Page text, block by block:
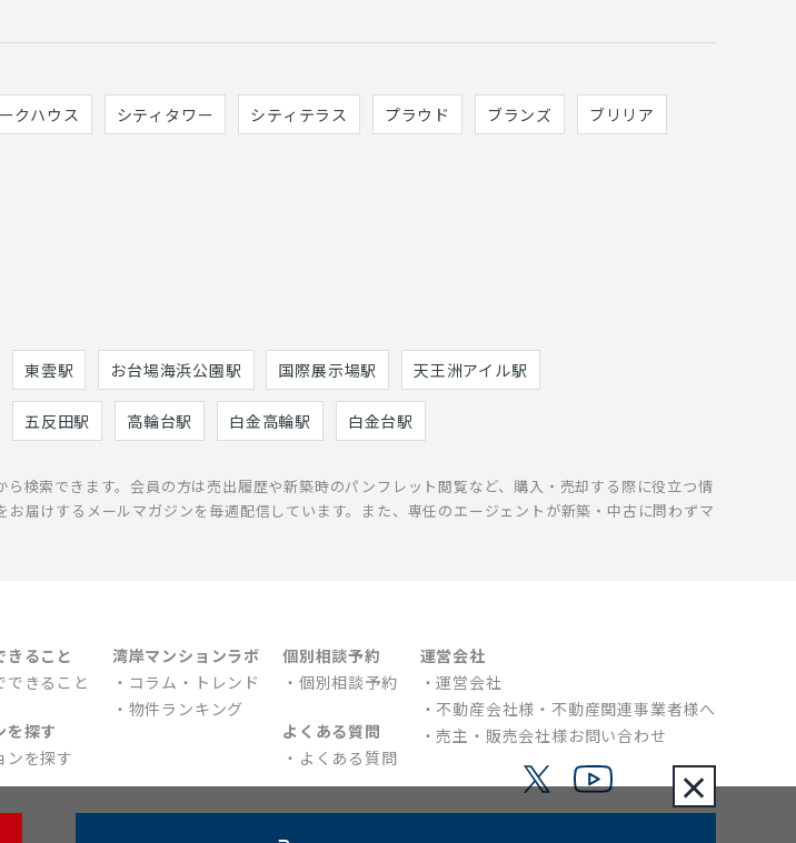
×
クハウス シティタワー シティテラス プラウド ブランズ ブリリア
東雲駅 お台場海浜公園駅 国際展示場駅 天王洲アイル駅
五反田駅 高輪台駅 白金高輪駅 白金台駅
検索できます。会員の方は売出履歴や新築時のパンフレット閲覧など、購入・売却する際に役立つ情
届けするメールマガジンを毎週配信しています。また、専任のエージェントが新築・中古に問わずマ
きること
できること
を探す
ンを探す
湾岸マンションラボ
コラム・トレンド
物件ランキング
個別相談予約
個別相談予約
よくある質問
よくある質問
運営会社
運営会社
不動産会社様・不動産関連事業者様へ
売主・販売会社様お問い合わせ